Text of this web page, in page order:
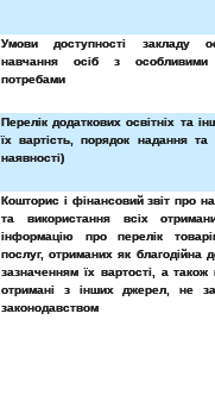
Умови доступності закладу
навчання осіб з особливими
потребами
Перелік додаткових освітніх та
їх вартість, порядок надання та
наявності)
Кошторис і фінансовий звіт про
та використання всіх
інформацію про перелік
послуг, отриманих як благодійна
зазначенням їх вартості, а
отримані з інших джерел, не
законодавством